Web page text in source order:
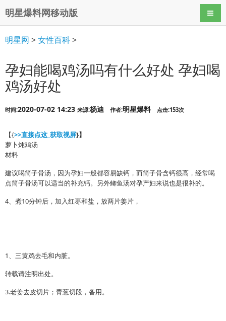
明星爆料网移动版 导航
明星网 >女性百科>
孕妇能喝鸡汤吗有什么好处 孕妇喝
鸡汤好处
时间:2020-07-02 14:23 来源:杨迪 作者:明星爆料 点击:153次
【{>>直接点这_获取视屏}】
萝卜炖鸡汤
材料
建议喝筒子骨汤，因为孕妇一般都容易缺钙，而筒子骨含钙很高，经常喝
点筒子骨汤可以适当的补充钙。另外鲫鱼汤对孕产妇来说也是很补的。
4、煮10分钟后，加入红枣和盐，放两片姜片，
1、三黄鸡去毛和内脏。
转载请注明出处。
3.老姜去皮切片；青葱切段，备用。